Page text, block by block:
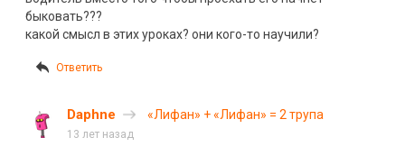
быковать???
какой смысл в этих уроках? они кого-то научили?
Ответить
Daphne «Лифан» + «Лифан» = 2 трупа
13 лет назад